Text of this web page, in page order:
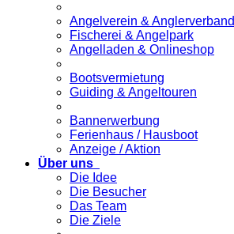
Angelverein & Anglerverband
Fischerei & Angelpark
Angelladen & Onlineshop
Bootsvermietung
Guiding & Angeltouren
Bannerwerbung
Ferienhaus / Hausboot
Anzeige / Aktion
Über uns
Die Idee
Die Besucher
Das Team
Die Ziele